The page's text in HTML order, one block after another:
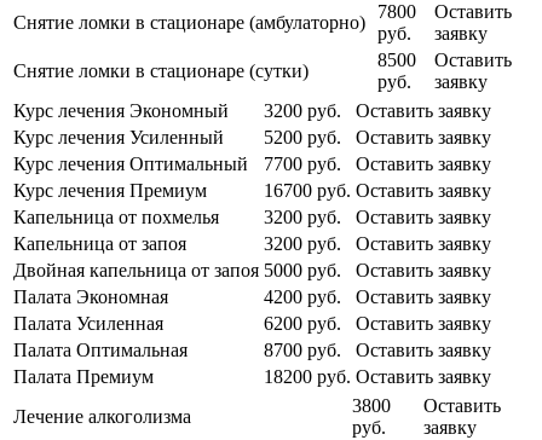
Снятие ломки в стационаре (амбулаторно)
7800
руб.
Оставить
заявку
Снятие ломки в стационаре (сутки)
8500
руб.
Оставить
заявку
Курс лечения Экономный
3200 руб.
Оставить заявку
Курс лечения Усиленный
5200 руб.
Оставить заявку
Курс лечения Оптимальный
7700 руб.
Оставить заявку
Курс лечения Премиум
16700 руб. Оставить заявку
Капельница от похмелья
3200 руб.
Оставить заявку
Капельница от запоя
3200 руб.
Оставить заявку
Двойная капельница от запоя 5000 руб.
Оставить заявку
Палата Экономная
4200 руб.
Оставить заявку
Палата Усиленная
6200 руб.
Оставить заявку
Палата Оптимальная
8700 руб.
Оставить заявку
Палата Премиум
18200 руб. Оставить заявку
Лечение алкоголизма
3800
руб.
Оставить
заявку